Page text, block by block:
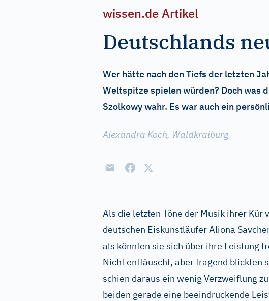
wissen.de Artikel
Deutschlands
Wer hätte nach den Tiefs der letzten
Weltspitze spielen würden? Doch was
Szolkowy wahr. Es war auch ein
Alexandra Koch, Waldkraiburg
Als die letzten Töne der Musik ihrer Kür
deutschen Eiskunstläufer Aliona
als könnten sie sich über ihre Leistung
Nicht enttäuscht, aber fragend blickten
schien daraus ein wenig Verzweiflung
beiden gerade eine beeindruckende